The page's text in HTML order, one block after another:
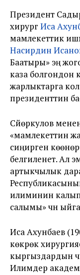
Президент
хирург Иса
мамлекеттик
Насирдин
Баатыры» эң
каза болгондон
жарлыктарга кол
президенттин
Сүйөркулов
«мамлекеттин
сиңирген
белгиленет. Ал
артыкчылык
илиминин
салымы» үчүн
Иса Ахунбаев
көкүрөк
кыргыздардын
Илимдер